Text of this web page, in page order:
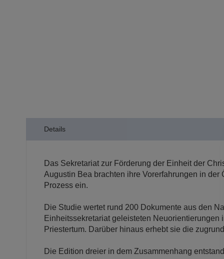
Details
Das Sekretariat zur Förderung der Einheit der
Augustin Bea brachten ihre Vorerfahrungen in
Prozess ein.
Die Studie wertet rund 200 Dokumente aus den
Einheitssekretariat geleisteten
Priestertum. Darüber hinaus erhebt sie die
Die Edition dreier in dem Zusammenhang